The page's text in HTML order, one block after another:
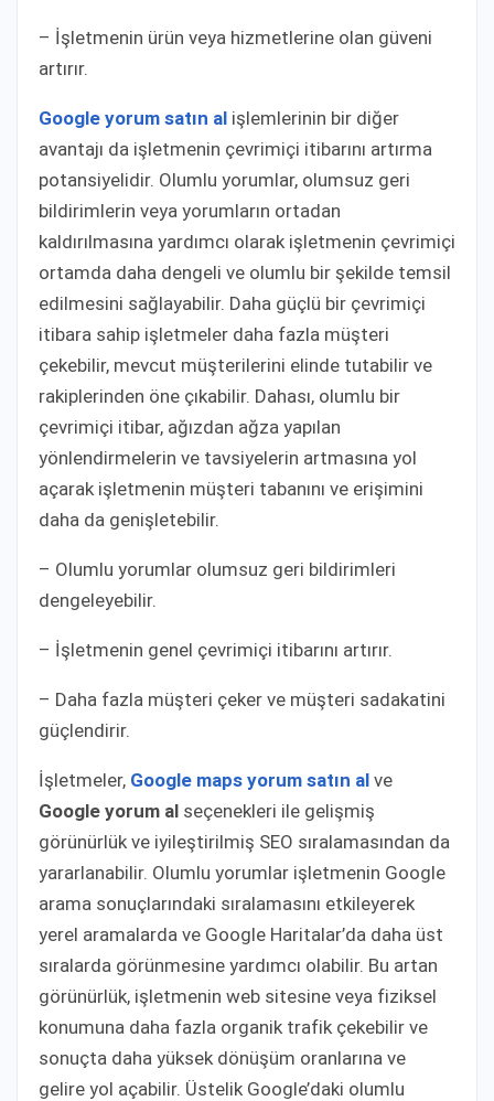
– İşletmenin ürün veya hizmetlerine olan güveni
artırır.
Google yorum satın al işlemlerinin bir diğer
avantajı da işletmenin çevrimiçi itibarını artırma
potansiyelidir. Olumlu yorumlar, olumsuz geri
bildirimlerin veya yorumların ortadan
kaldırılmasına yardımcı olarak işletmenin çevrimiçi
ortamda daha dengeli ve olumlu bir şekilde temsil
edilmesini sağlayabilir. Daha güçlü bir çevrimiçi
itibara sahip işletmeler daha fazla müşteri
çekebilir, mevcut müşterilerini elinde tutabilir ve
rakiplerinden öne çıkabilir. Dahası, olumlu bir
çevrimiçi itibar, ağızdan ağza yapılan
yönlendirmelerin ve tavsiyelerin artmasına yol
açarak işletmenin müşteri tabanını ve erişimini
daha da genişletebilir.
– Olumlu yorumlar olumsuz geri bildirimleri
dengeleyebilir.
– İşletmenin genel çevrimiçi itibarını artırır.
– Daha fazla müşteri çeker ve müşteri sadakatini
güçlendirir.
İşletmeler, Google maps yorum satın al ve
Google yorum al seçenekleri ile gelişmiş
görünürlük ve iyileştirilmiş SEO sıralamasından da
yararlanabilir. Olumlu yorumlar işletmenin Google
arama sonuçlarındaki sıralamasını etkileyerek
yerel aramalarda ve Google Haritalar’da daha üst
sıralarda görünmesine yardımcı olabilir. Bu artan
görünürlük, işletmenin web sitesine veya fiziksel
konumuna daha fazla organik trafik çekebilir ve
sonuçta daha yüksek dönüşüm oranlarına ve
gelire yol açabilir. Üstelik Google’daki olumlu